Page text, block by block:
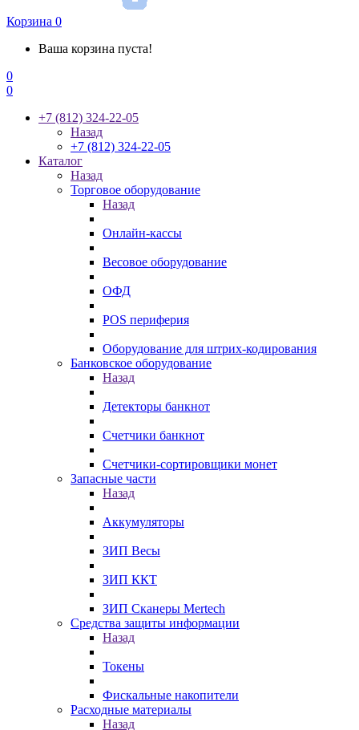
Корзина 0
Ваша корзина пуста!
0
0
+7 (812) 324-22-05
Назад
+7 (812) 324-22-05
Каталог
Назад
Торговое оборудование
Назад
Онлайн-кассы
Весовое оборудование
ОФД
POS периферия
Оборудование для штрих-кодирования
Банковское оборудование
Назад
Детекторы банкнот
Счетчики банкнот
Счетчики-сортировщики монет
Запасные части
Назад
Аккумуляторы
ЗИП Весы
ЗИП ККТ
ЗИП Сканеры Mertech
Средства защиты информации
Назад
Токены
Фискальные накопители
Расходные материалы
Назад